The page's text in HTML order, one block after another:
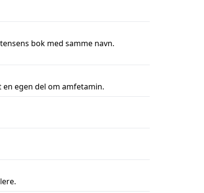
bok med samme navn.
egen del om amfetamin.